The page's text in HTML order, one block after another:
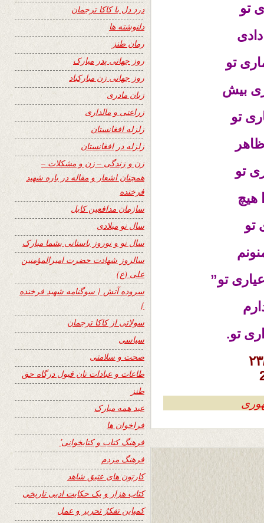
تو
تو
بیش
تو
تو
هیچ
تو
تو”
تو.
درد دل با کاکا ترجمان
دلنوشته ها
رمان طنز
روز جهانی پدر مبارک
روز جهانی زن مبارکباد
زبان مادری
زراعتی و مالداری
زلزله افغانستان
زلزله در افغانستان
زن و زندگی – زن و مشکلات –
همچنان اشعار و مقاله در باره شهید
فرخنده
سازمان مدافعین کابل
سال نو میلادی
سال نو و نوروز باستانی بشما مبارک
سالروز شهادت حضرت امیرالمؤمنین
علی (ع)
سروده آتش { سوگنامه شهید فرخنده
}
سولاتی از کاکا ترجمان
سیاسی
صحت و سلامتی
طاعات و عبادات تان قبول درگاه حق
طنز
عید همه مبارک
فراخوان ها
فرهنگ کتاب و کتابخوانی٬
فرهنگ مردم
کارتون های عتیق شاهد
کتاب هزار و یک حکایت ادبی تاریخی
کمپاین تفکرُ تحریر و عمل